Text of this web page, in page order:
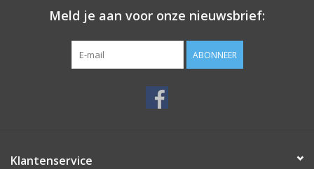
Meld je aan voor onze nieuwsbrief:
ABONNEER
Klantenservice